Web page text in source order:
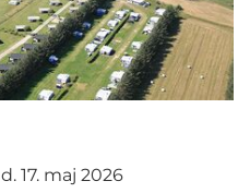
17. maj 2026